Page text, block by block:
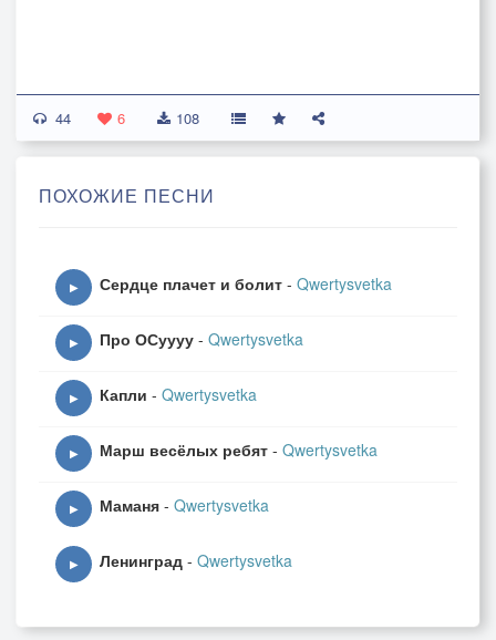
44 6 108
ПОХОЖИЕ ПЕСНИ
▶ Сердце плачет и болит - Qwertysvetka
▶ Про ОСуууу - Qwertysvetka
▶ Капли - Qwertysvetka
▶ Марш весёлых ребят - Qwertysvetka
▶ Маманя - Qwertysvetka
▶ Ленинград - Qwertysvetka